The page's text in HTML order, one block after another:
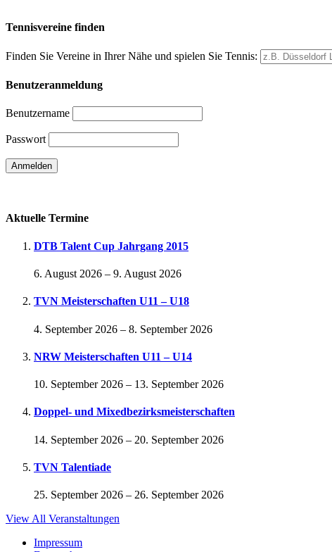
Tennisvereine finden
Finden Sie Vereine in Ihrer Nähe und spielen Sie Tennis:
Benutzeranmeldung
Benutzername
Passwort
Aktuelle Termine
DTB Talent Cup Jahrgang 2015
6. August 2026 – 9. August 2026
TVN Meisterschaften U11 – U18
4. September 2026 – 8. September 2026
NRW Meisterschaften U11 – U14
10. September 2026 – 13. September 2026
Doppel- und Mixedbezirksmeisterschaften
14. September 2026 – 20. September 2026
TVN Talentiade
25. September 2026 – 26. September 2026
View All Veranstaltungen
Impressum